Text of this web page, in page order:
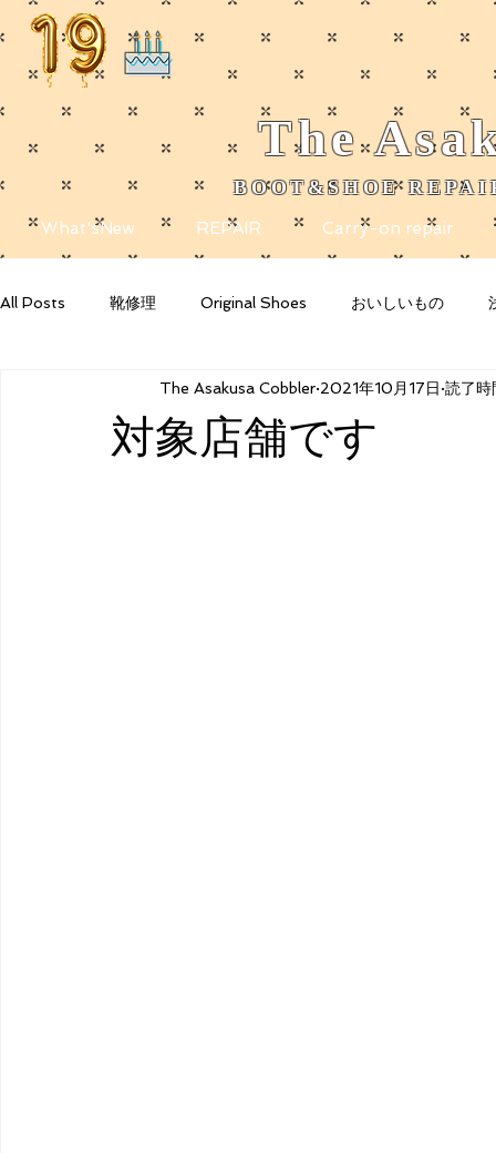
The
​BOOT&SHOE
What'sNew REPAIR Carry-on repair
All Posts 靴修理 Original Shoes おいしいもの
Your Community Blogging Tips
対象店舗です
The Asakusa Cobbler 2021年10月17日 読了時